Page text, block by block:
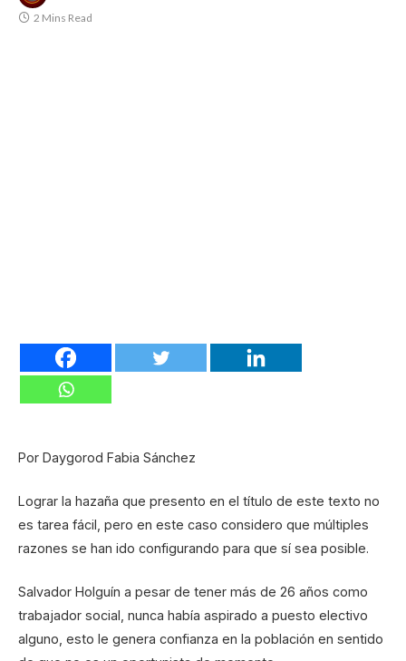
2 Mins Read
Por Daygorod Fabia Sánchez
Lograr la hazaña que presento en el título de este texto no
es tarea fácil, pero en este caso considero que múltiples
razones se han ido configurando para que sí sea posible.
Salvador Holguín a pesar de tener más de 26 años como
trabajador social, nunca había aspirado a puesto electivo
alguno, esto le genera confianza en la población en sentido